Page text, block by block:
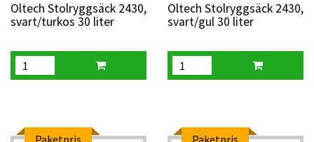
Oltech Stolryggsäck 2430,
svart/turkos 30 liter
Oltech Stolryggsäck 2430,
svart/gul 30 liter
Paketpris Paketpris